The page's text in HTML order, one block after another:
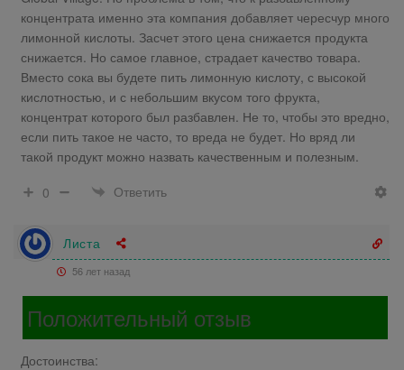
концентрата именно эта компания добавляет чересчур много
лимонной кислоты. Засчет этого цена снижается продукта
снижается. Но самое главное, страдает качество товара.
Вместо сока вы будете пить лимонную кислоту, с высокой
кислотностью, и с небольшим вкусом того фрукта,
концентрат которого был разбавлен. Не то, чтобы это вредно,
если пить такое не часто, то вреда не будет. Но вряд ли
такой продукт можно назвать качественным и полезным.
0
Ответить
Листа
56 лет назад
Положительный отзыв
Достоинства: